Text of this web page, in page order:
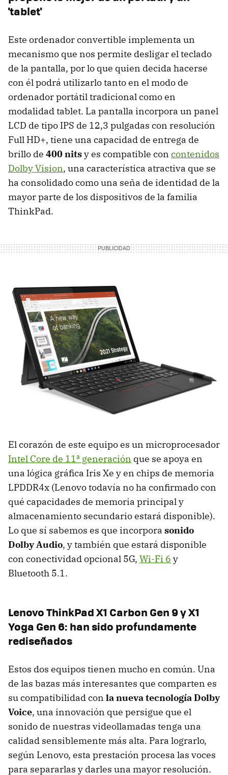
'tablet'
Este ordenador convertible implementa un
mecanismo que nos permite desligar el teclado
de la pantalla, por lo que quien decida hacerse
con él podrá utilizarlo tanto en el modo de
ordenador portátil tradicional como en
modalidad tablet. La pantalla incorpora un panel
LCD de tipo IPS de 12,3 pulgadas con resolución
Full HD+, tiene una capacidad de entrega de
brillo de 400 nitsy es compatible con contenidos
Dolby Vision, una característica atractiva que se
ha consolidado como una seña de identidad de la
mayor parte de los dispositivos de la familia
ThinkPad.
El corazón de este equipo es un microprocesador
Intel Core de 11ª generación que se apoya en
una lógica gráfica Iris Xe y en chips de memoria
LPDDR4x (Lenovo todavía no ha confirmado con
qué capacidades de memoria principal y
almacenamiento secundario estará disponible).
Lo que sí sabemos es que incorpora sonido
Dolby Audio, y también que estará disponible
con conectividad opcional 5G, Wi-Fi 6 y
Bluetooth 5.1.
Lenovo ThinkPad X1 Carbon Gen 9 y X1
Yoga Gen 6: han sido profundamente
rediseñados
Estos dos equipos tienen mucho en común. Una
de las bazas más interesantes que comparten es
su compatibilidad con la nueva tecnología Dolby
Voice, una innovación que persigue que el
sonido de nuestras videollamadas tenga una
calidad sensiblemente más alta. Para lograrlo,
según Lenovo, esta prestación procesa las voces
para separarlas y darles una mayor resolución.